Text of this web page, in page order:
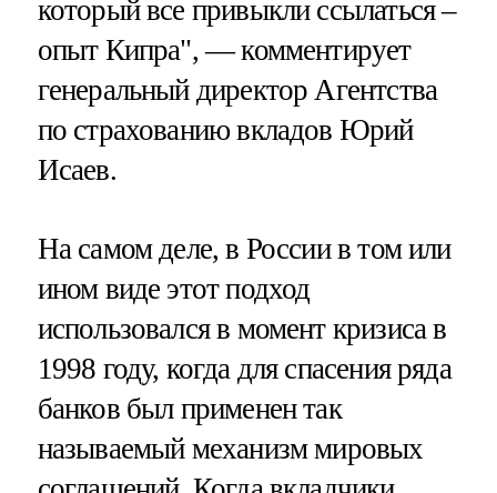
который все привыкли ссылаться –
опыт Кипра", — комментирует
генеральный директор Агентства
по страхованию вкладов Юрий
Исаев.
На самом деле, в России в том или
ином виде этот подход
использовался в момент кризиса в
1998 году, когда для спасения ряда
банков был применен так
называемый механизм мировых